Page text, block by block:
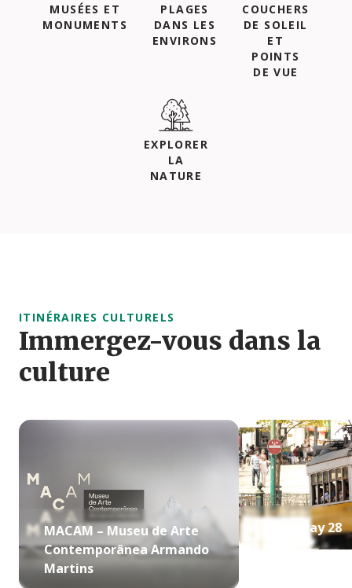
MUSÉES ET
MONUMENTS
PLAGES
DANS LES
ENVIRONS
COUCHERS
DE SOLEIL
ET
POINTS
DE VUE
EXPLORER
LA
NATURE
ITINÉRAIRES CULTURELS
Immergez-vous dans la
culture
MACAM – Museu de Arte
Contemporânea Armando
Martins
Tramway 28